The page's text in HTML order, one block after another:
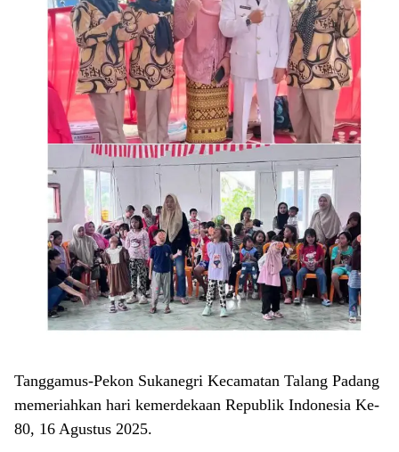
Tanggamus-Pekon Sukanegri Kecamatan Talang Padang
memeriahkan hari kemerdekaan Republik Indonesia Ke-
80, 16 Agustus 2025.